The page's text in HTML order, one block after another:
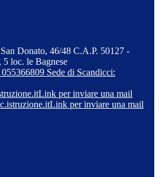
Donato, 46/48 C.A.P. 50127 -
loc. le Bagnese
Sede di Scandicci:
Link per inviare una mail
Link per inviare una mail